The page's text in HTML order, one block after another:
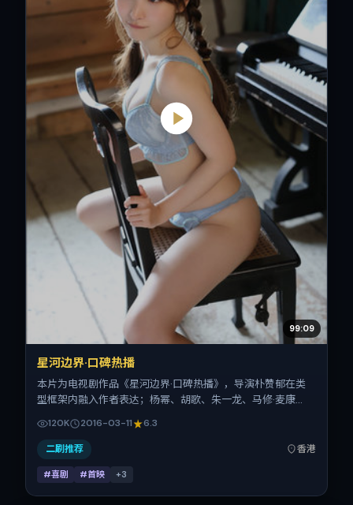
99:09
星河边界·口碑热播
本片为电视剧作品《星河边界·口碑热播》，导演朴赞郁在类
型框架内融入作者表达；杨幂、胡歌、朱一龙、马修·麦康
主拍摄地与出品背景为中国香港。上映时间 2016年3月11日
（公映登记日 2016-03-11），全片125分钟，节奏张弛有度。
120K 2016-03-11 6.3
二刷推荐 香港
#喜剧 #首映 +3